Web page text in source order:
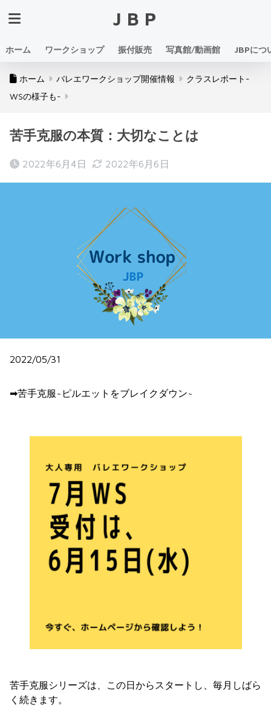
JBP
ホーム ワークショップ 振付販売 写真館/動画館 JBPにつ
ホーム バレエワークショップ開催情報
クラスレポート-
WSの様子も-
苦手克服の本質：大切なことは
2022年6月4日 2022年6月6日
2022/05/31
➡︎苦手克服~ピルエットをブレイクダウン~
苦手克服シリーズは、この日からスタートし、毎月しばら
く続きます。